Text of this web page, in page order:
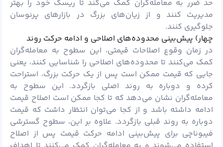
حد ضرر به معامله‌گران کمک می‌کند تا ریسک خود را بهتر
مدیریت کنند و از زیان‌های بزرگ در بازارهای پرنوسان
جلوگیری کنند.
چهار) پیش‌بینی محدوده‌های اصلاحی و ادامه حرکت روند
در زمان وقوع اصلاحات قیمتی، این سطوح به معامله‌گران
کمک می‌کنند تا محدوده‌های اصلاحی را شناسایی کنند، یعنی
جایی که قیمت ممکن است پس از یک حرکت بزرگ، استراحت
کرده و دوباره به روند اصلی بازگردد. این سطوح به
معامله‌گران نشان می‌دهد که تا کجا ممکن است اصلاح قیمت
ادامه داشته باشد و از کجا می‌توان انتظار داشت که قیمت
دوباره به روند قبلی بازگردد. علاوه بر این، سطوح گسترشی
فیبوناچی برای پیش‌بینی ادامه حرکت قیمت پس از اصلاح